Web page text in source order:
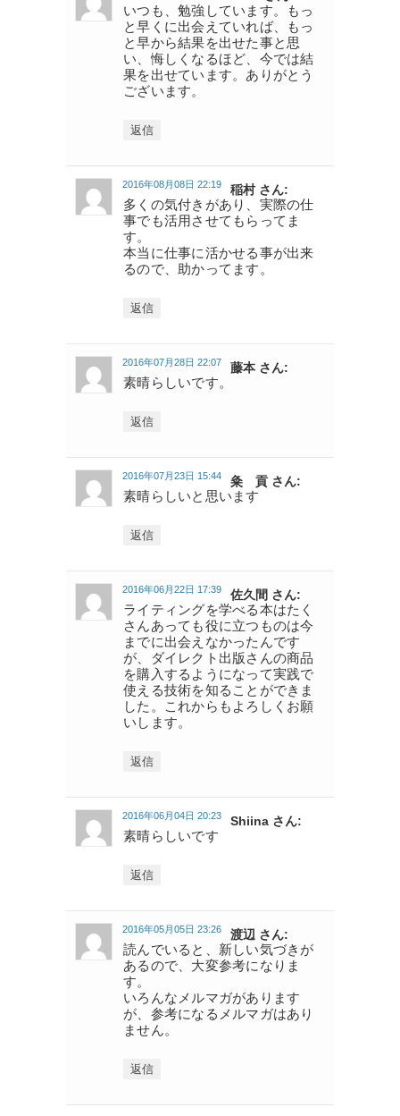
いつも、勉強しています。もっ
と早くに出会えていれば、もっ
と早から結果を出せた事と思
い、悔しくなるほど、今では結
果を出せています。ありがとう
ございます。
返信
稲村 さん:
2016年08月08日 22:19
多くの気付きがあり、実際の仕
事でも活用させてもらってま
す。
本当に仕事に活かせる事が出来
るので、助かってます。
返信
藤本 さん:
2016年07月28日 22:07
素晴らしいです。
返信
粂 貢 さん:
2016年07月23日 15:44
素晴らしいと思います
返信
佐久間 さん:
2016年06月22日 17:39
ライティングを学べる本はたく
さんあっても役に立つものは今
までに出会えなかったんです
が、ダイレクト出版さんの商品
を購入するようになって実践で
使える技術を知ることができま
した。これからもよろしくお願
いします。
返信
Shiina さん:
2016年06月04日 20:23
素晴らしいです
返信
渡辺 さん:
2016年05月05日 23:26
読んでいると、新しい気づきが
あるので、大変参考になりま
す。
いろんなメルマガがあります
が、参考になるメルマガはあり
ません。
返信